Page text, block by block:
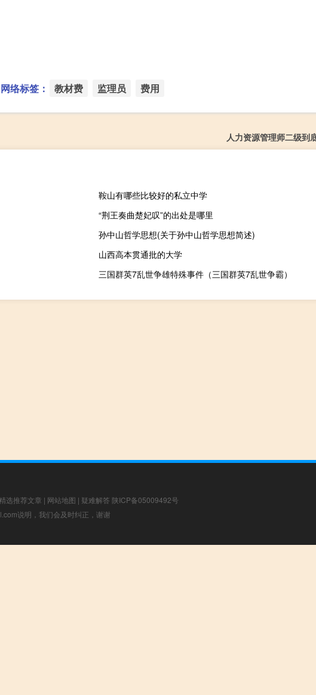
网络标签： 教材费 监理员 费用
人力资源管理师二级到
鞍山有哪些比较好的私立中学
“荆王奏曲楚妃叹”的出处是哪里
孙中山哲学思想(关于孙中山哲学思想简述)
山西高本贯通批的大学
三国群英7乱世争雄特殊事件（三国群英7乱世争霸）
精选推荐文章 | 网站地图 | 疑难解答 陕ICP备05009492号
说明，我们会及时纠正，谢谢